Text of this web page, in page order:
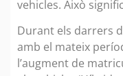
vehicles. Això
Durant els darrers
amb el mateix
l’augment de